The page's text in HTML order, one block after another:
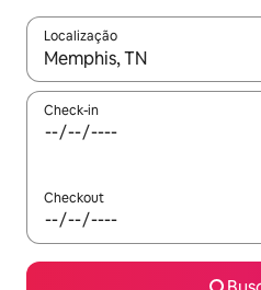
Localização
Quando os resultados
Check-in
Checkout